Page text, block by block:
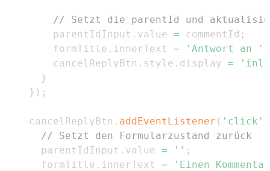
// Setzt die parentId und
        parentIdInput
. value = commentId ;
        formTitle
. innerText =
'Antwort an '
        cancelReplyBtn
. style . display =
}
} ) ;
    cancelReplyBtn
. addEventListener ( 'click'
// Setzt den Formularzustand zurück
      parentIdInput
. value = '' ;
      formTitle
. innerText =
'Einen